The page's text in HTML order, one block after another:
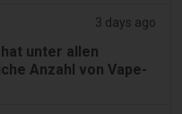
3 days ago
unter allen
Anzahl von Vape-